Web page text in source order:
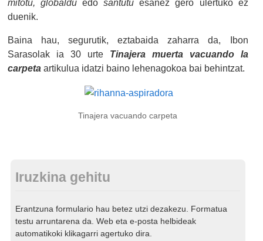
mitotu, globalduedo santutu esanez gero ulertuko ez
duenik.
Baina hau, segurutik, eztabaida zaharra da, Ibon
Sarasolak ia 30 urte Tinajera muerta vacuando la
carpeta artikulua idatzi baino lehenagokoa bai behintzat.
Tinajera vacuando carpeta
Iruzkina gehitu
Erantzuna formulario hau betez utzi dezakezu. Formatua
testu arruntarena da. Web eta e-posta helbideak
automatikoki klikagarri agertuko dira.